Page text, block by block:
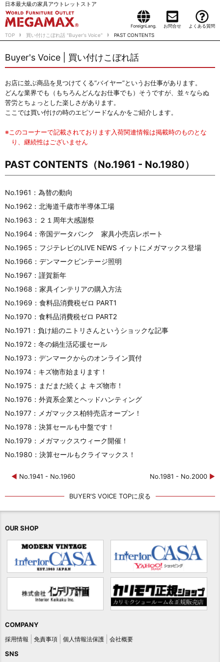
日本最大級の家具アウトレットストア
ForeignLang. お問合せ よくある質問
TOP 買い付けこぼれ話 "Buyer's Voice" PAST CONTENTS
Buyer's Voice | 買い付けこぼれ話
お店に並ぶ商品を見つけてくる“バイヤー”というお仕事があります。
どんな業界でも（もちろんどんなお仕事でも）そうですが、並々ならぬ
苦労とちょっとした楽しさがあります。
ここでは買い付けの時のエピソードなんかをご紹介します。
※このコーナーで記載されております入荷関連情報は掲載時のものとな
り、継続性はございません
PAST CONTENTS（No.1961 - No.1980）
No.1961：為替の動向
No.1962：北海道千歳市半導体工場
No.1963：２１周年大感謝祭
No.1964：帝国データバンク 家具小売店レポート
No.1965：フジテレビのLIVE NEWS イットにメガマックス登場
No.1966：デンマークビンテージ照明
No.1967：謹賀新年
No.1968：家具インテリアの購入方法
No.1969： 食料品消費税ゼロ PART1
No.1970：食料品消費税ゼロ PART2
No.1971：負け組のニトリさんというショックな記事
No.1972：冬の鍋生活応援セール
No.1973：デンマークからのオンライン買付
No.1974：キズ物市始まります！
No.1975：まだまだ続くよ キズ物市！
No.1976：外資系企業とヘッドハンティング
No.1977：メガマックス柏特売店オープン！
No.1978：決算セールも中盤です！
No.1979：メガマックスウィーク開催！
No.1980：決算セールもクライマックス！
◀ No.1941 - No.1960 No.1981 - No.2000 ▶
BUYER'S VOICE TOPに戻る
OUR SHOP
COMPANY
採用情報 免責事項 個人情報法保護 会社概要
SNS